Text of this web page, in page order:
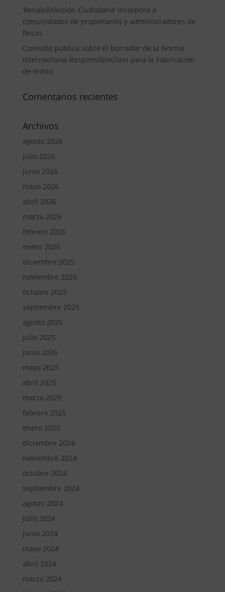
‘RehabilitAcción Ciudadana’ incorpora a
comunidades de propietarios y administradores de
fincas
Consulta pública sobre el borrador de la Norma
Internacional ResponsibleGlass para la Fabricación
de Vidrio
Comentarios recientes
Archivos
agosto 2026
julio 2026
junio 2026
mayo 2026
abril 2026
marzo 2026
febrero 2026
enero 2026
diciembre 2025
noviembre 2025
octubre 2025
septiembre 2025
agosto 2025
julio 2025
junio 2025
mayo 2025
abril 2025
marzo 2025
febrero 2025
enero 2025
diciembre 2024
noviembre 2024
octubre 2024
septiembre 2024
agosto 2024
julio 2024
junio 2024
mayo 2024
abril 2024
marzo 2024